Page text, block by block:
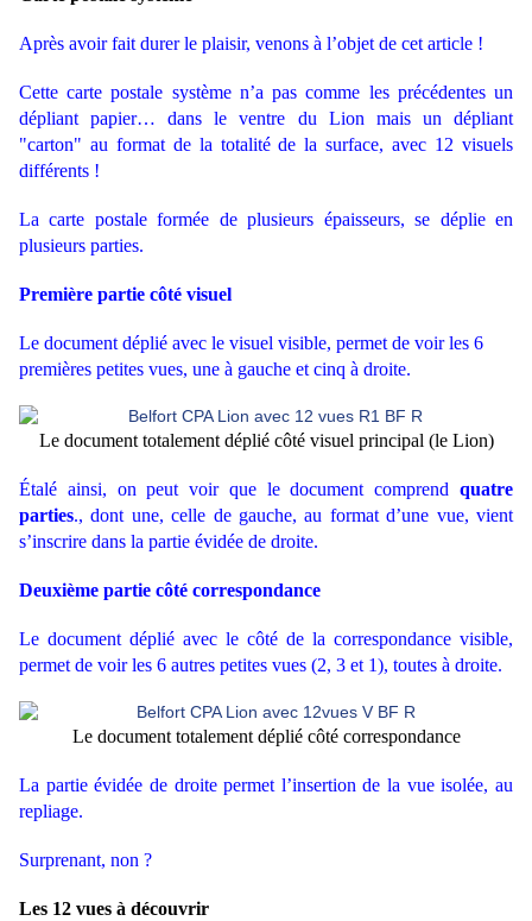
Après avoir fait durer le plaisir, venons à l’objet de cet article !
Cette carte postale système n’a pas comme les précédentes un
dépliant papier… dans le ventre du Lion mais un dépliant
"carton" au format de la totalité de la surface, avec 12 visuels
différents !
La carte postale formée de plusieurs épaisseurs, se déplie en
plusieurs parties.
Première partie côté visuel
Le document déplié avec le visuel visible, permet de voir les 6
premières petites vues, une à gauche et cinq à droite.
Le document totalement déplié côté visuel principal (le Lion)
Étalé ainsi, on peut voir que le document comprend quatre
parties., dont une, celle de gauche, au format d’une vue, vient
s’inscrire dans la partie évidée de droite.
Deuxième partie côté correspondance
Le document déplié avec le côté de la correspondance visible,
permet de voir les 6 autres petites vues (2, 3 et 1), toutes à droite.
Le document totalement déplié côté correspondance
La partie évidée de droite permet l’insertion de la vue isolée, au
repliage.
Surprenant, non ?
Les 12 vues à découvrir